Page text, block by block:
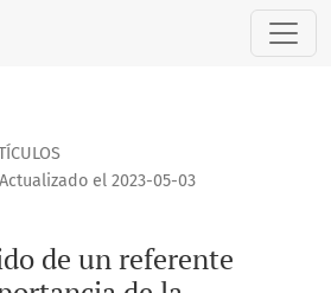
un referente cultural. La
de un referente
el 2023-05-03